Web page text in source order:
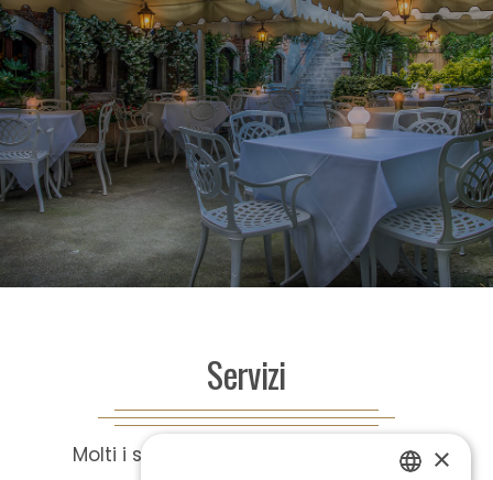
Servizi
Molti i servizi presenti in Hotel, tra cui: ×